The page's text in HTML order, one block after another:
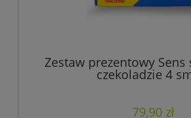
Zestaw prezentowy Sens
czekoladzie 4
79,90 zł